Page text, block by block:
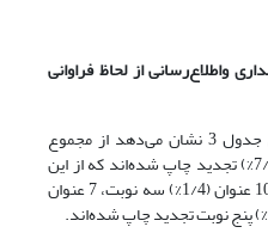
واطلاع‌رسانی از لحاظ فراوانی
در پاسخ به سؤال دوم، یافته‌های جدول 3 نشان می‌دهد از مجموع
کتابهای ترجمه شده، 58 عنوان (7/23%) تجدید چاپ شده‌اند که از این
تعداد 37 عنوان (1/15%) دو نوبت، 10 عنوان (1/4%) سه نوبت، 7 عنوان